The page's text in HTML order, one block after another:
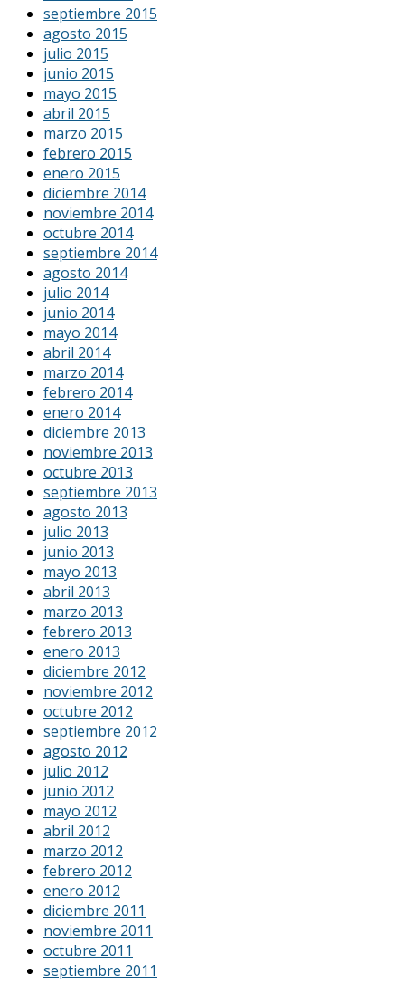
septiembre 2015
agosto 2015
julio 2015
junio 2015
mayo 2015
abril 2015
marzo 2015
febrero 2015
enero 2015
diciembre 2014
noviembre 2014
octubre 2014
septiembre 2014
agosto 2014
julio 2014
junio 2014
mayo 2014
abril 2014
marzo 2014
febrero 2014
enero 2014
diciembre 2013
noviembre 2013
octubre 2013
septiembre 2013
agosto 2013
julio 2013
junio 2013
mayo 2013
abril 2013
marzo 2013
febrero 2013
enero 2013
diciembre 2012
noviembre 2012
octubre 2012
septiembre 2012
agosto 2012
julio 2012
junio 2012
mayo 2012
abril 2012
marzo 2012
febrero 2012
enero 2012
diciembre 2011
noviembre 2011
octubre 2011
septiembre 2011